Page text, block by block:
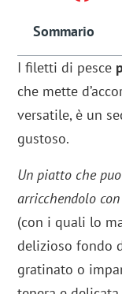
Sommario
I filetti di pesce
che mette
versatile, è un
gustoso.
Un piatto che
arricchendolo
(con i quali lo
delizioso fondo
gratinato o